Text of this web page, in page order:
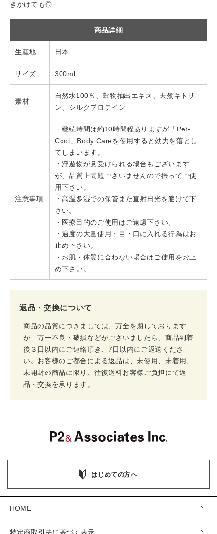
きかけても◎
商品詳細
生産地 日本
サイズ 300ml
素材
自然水100％、穀物抽出エキス、天然キトサ
ン、シルクプロテイン
注意事項
・継続時間は約10時間程ありますが「Pet-
Cool」Body Careを使用すると効力を落とし
てしまいます。
・浮遊物が見受けられる場合もございます
が、品質上問題ございませんので振ってご使
用下さい。
・高温多湿での保管また直射日光を避けて下
さい。
・医療目的のご使用はご遠慮下さい。
・過度の大量使用・目・口に入れる行為はお
止め下さい。
・お肌・体質に合わない場合はご使用をお止
め下さい。
返品・交換について
商品の品質につきましては、万全を期しております
が、万一不良・破損などがございましたら、商品到着
後３日以内にご連絡頂き、7日以内にご返送くださ
い。お客様のご都合による返品は、未使用、未着用、
未開封の商品に限り、往復送料お客様ご負担にて返
品・交換を承ります。
はじめての方へ
HOME
特定商取引法に基づく表示